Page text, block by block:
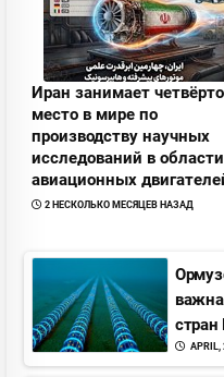
Иран занимает
место в мире по
производству научных
исследований в области
авиационных
2 НЕСКОЛЬКО МЕСЯЦЕВ НАЗАД
стран
APRIL,